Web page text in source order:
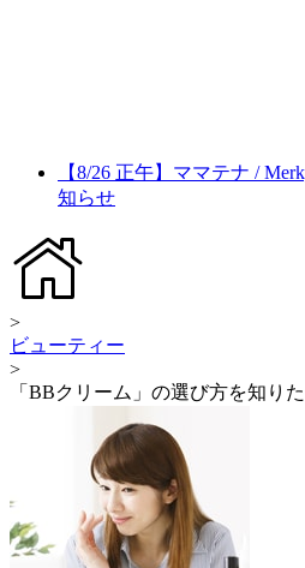
【8/26 正午】ママテナ /
知らせ
>
ビューティー
>
「BBクリーム」の選び方を知りた